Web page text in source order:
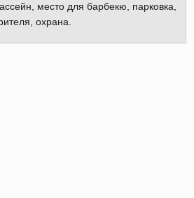
место для барбекю, парковка,
охрана.